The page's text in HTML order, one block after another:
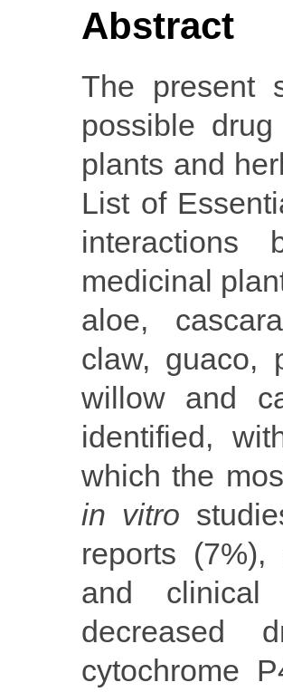
Abstract
The present
possible
plants and
List of
interactions
medicinal
aloe,
claw, guaco,
willow and
identified,
which the
in vitro
reports (7%),
and
decreased
cytochrome